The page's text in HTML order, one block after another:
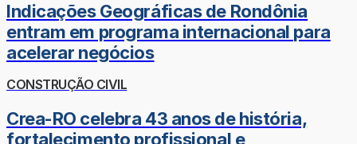
Indicações Geográficas de Rondônia
entram em programa internacional para
acelerar negócios
CONSTRUÇÃO CIVIL
Crea-RO celebra 43 anos de história,
fortalecimento profissional e